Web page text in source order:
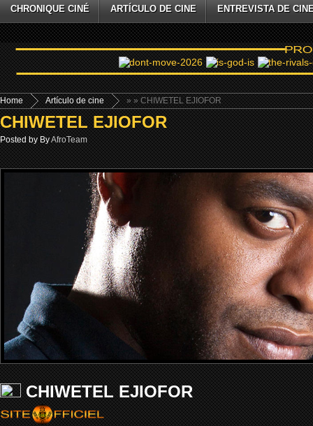
CHRONIQUE CINÉ ARTÍCULO DE CINE ENTREVISTA DE
Home »
Artículo de cine » CHIWETEL EJIOFOR
CHIWETEL EJIOFOR
Posted by ByAfroTeam
CHIWETEL EJIOFOR